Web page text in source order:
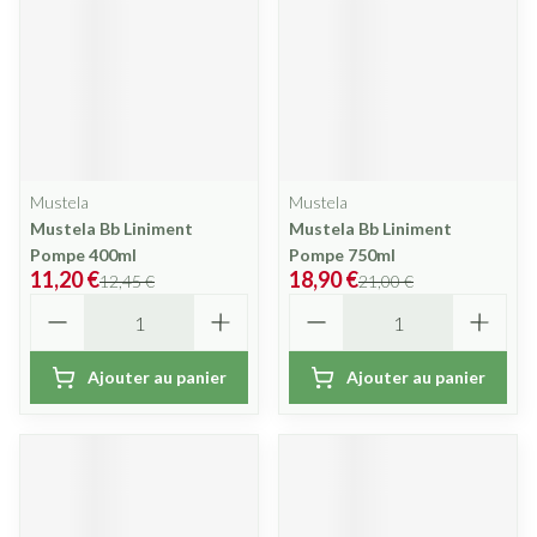
Mustela
Mustela Bb Liniment
Pompe 400ml
12,45 €
11,20 €
Ajouter au panier
Mustela
Mustela Bb Liniment
Pompe 750ml
21,00 €
18,90 €
Ajouter au panier